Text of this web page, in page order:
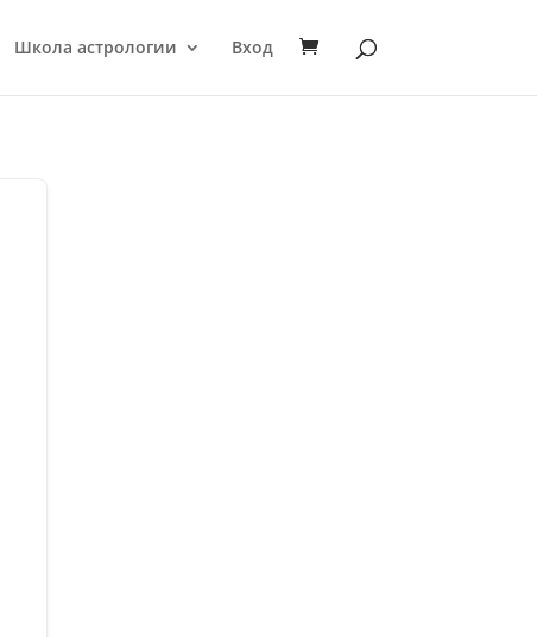
Школа астрологии Вход